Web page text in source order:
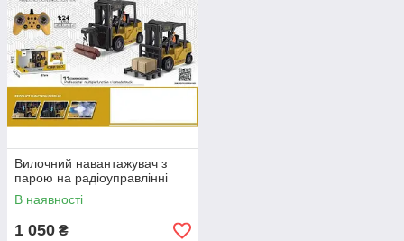
Вилочний навантажувач з
парою на радіоуправлінні
В наявності
1 050 ₴